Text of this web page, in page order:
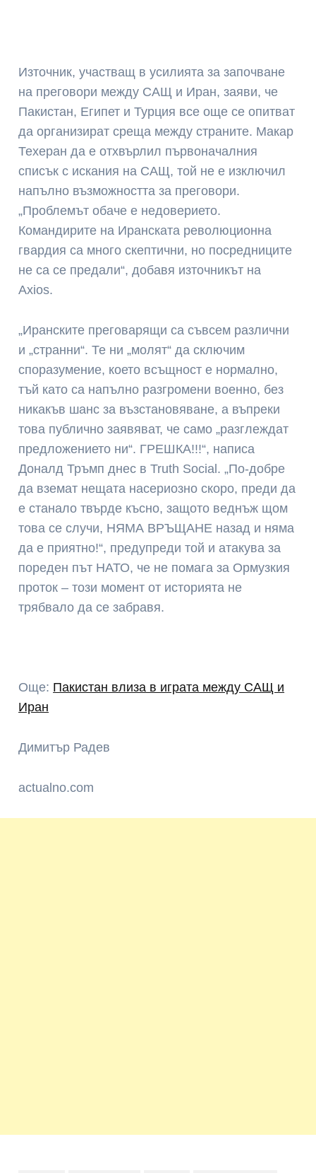
Източник, участващ в усилията за започване
на преговори между САЩ и Иран, заяви, че
Пакистан, Египет и Турция все още се опитват
да организират среща между страните. Макар
Техеран да е отхвърлил първоначалния
списък с искания на САЩ, той не е изключил
напълно възможността за преговори.
„Проблемът обаче е недоверието.
Командирите на Иранската революционна
гвардия са много скептични, но посредниците
не са се предали“, добавя източникът на
Axios.
„Иранските преговарящи са съвсем различни
и „странни“. Те ни „молят“ да сключим
споразумение, което всъщност е нормално,
тъй като са напълно разгромени военно, без
никакъв шанс за възстановяване, а въпреки
това публично заявяват, че само „разглеждат
предложението ни“. ГРЕШКА!!!“, написа
Доналд Тръмп днес в Truth Social. „По-добре
да вземат нещата насериозно скоро, преди да
е станало твърде късно, защото веднъж щом
това се случи, НЯМА ВРЪЩАНЕ назад и няма
да е приятно!“, предупреди той и атакува за
пореден път НАТО, че не помага за Ормузкия
проток – този момент от историята не
трябвало да се забравя.
Още: Пакистан влиза в играта между САЩ и
Иран
Димитър Радев
actualno.com